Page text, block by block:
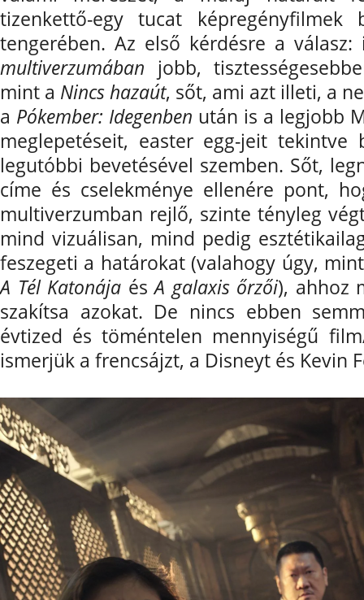
tizenkettő-egy tucat képregényfilmek
tengerében. Az első kérdésre a
multiverzumában jobb,
mint a Nincs hazaút, sőt, ami azt illeti, a
a Pókember: Idegenben után is a legjobb
meglepetéseit, easter egg-jeit
legutóbbi bevetésével szemben. Sőt,
címe és cselekménye ellenére pont,
multiverzumban rejlő, szinte tényleg
mind vizuálisan, mind pedig
feszegeti a határokat (valahogy úgy,
A Tél Katonája ésA galaxis őrzői), ahhoz
szakítsa azokat. De nincs ebben
évtized és töméntelen mennyiségű
ismerjük a frencsájzt, a Disneyt és Kevin